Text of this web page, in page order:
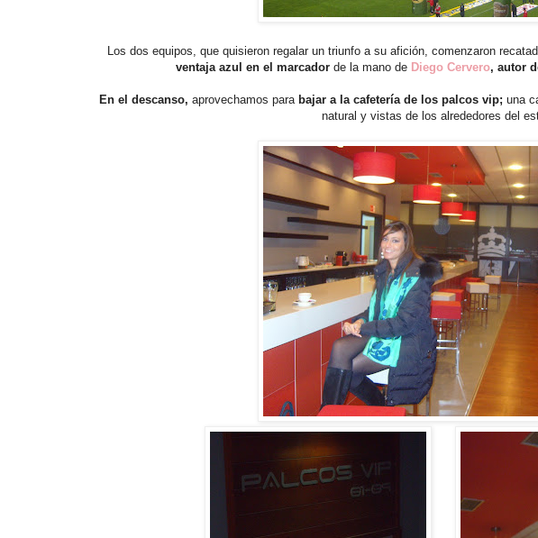
Los dos equipos, que quisieron regalar un triunfo a su afición, comenzaron
ventaja azul en el marcador de la mano de Diego Cervero, autor
En el descanso, aprovechamos para bajar a la cafetería de los palcos vip; una
natural y vistas de los alrededores del